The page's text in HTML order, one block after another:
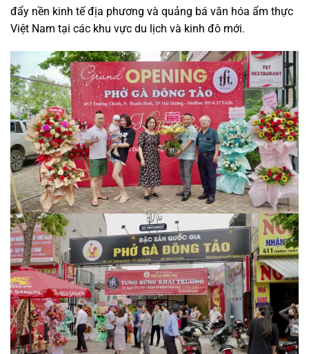
đẩy nền kinh tế địa phương và quảng bá văn hóa ẩm thực
Việt Nam tại các khu vực du lịch và kinh đô mới.